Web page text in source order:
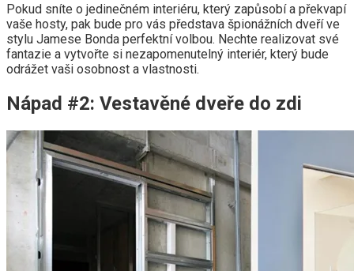
Pokud sníte o jedinečném interiéru, který zapůsobí a překvapí
vaše hosty, pak bude pro vás představa špionážních dveří ve
stylu Jamese Bonda perfektní volbou. Nechte realizovat své
fantazie a vytvořte si nezapomenutelný interiér, který bude
odrážet vaši osobnost a vlastnosti.
Nápad #2: Vestavěné dveře do zdi